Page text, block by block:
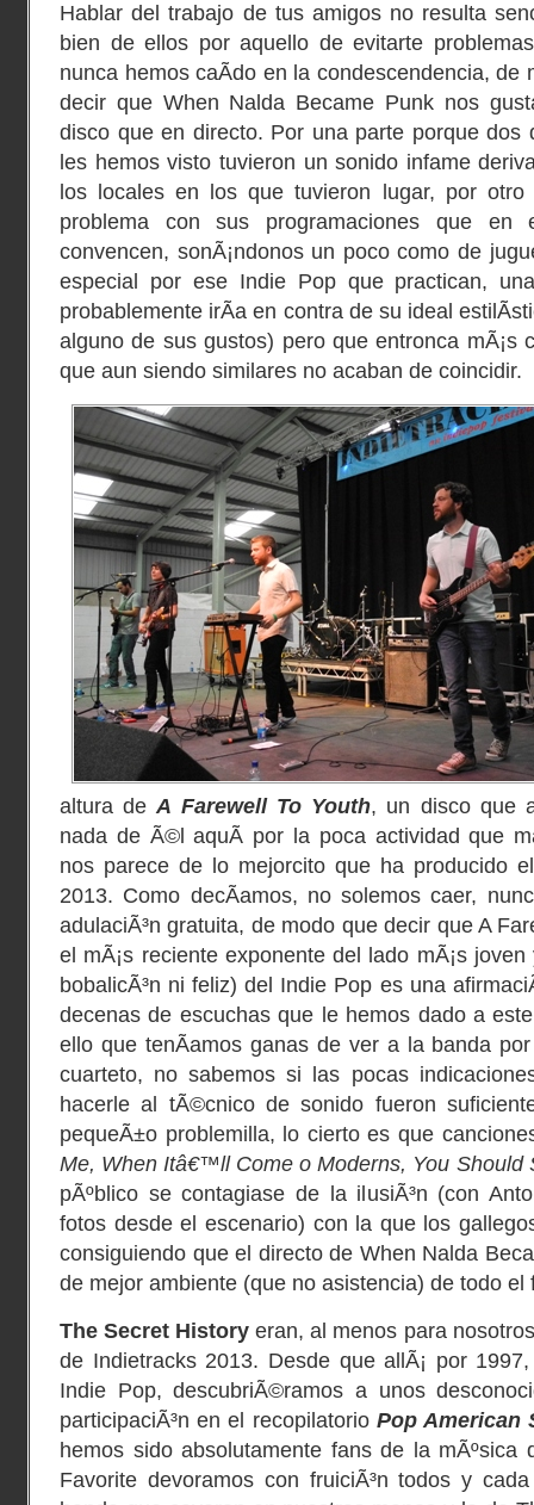
Hablar del trabajo de tus amigos no resulta
bien de ellos por aquello de evitarte
nunca hemos caÃ­do en la condescendencia, de
decir que When Nalda Became Punk nos
disco que en directo. Por una parte porque dos
les hemos visto tuvieron un sonido infame
los locales en los que tuvieron lugar, por
problema con sus programaciones que
convencen, sonÃ¡ndonos un poco como de
especial por ese Indie Pop que practican,
probablemente irÃ­a en contra de su ideal
alguno de sus gustos) pero que entronca mÃ¡s
que aun siendo similares no acaban de coincidir.
altura deA Farewell To Youth, un disco que
nada de Ã©l aquÃ­ por la poca actividad que
nos parece de lo mejorcito que ha producido
2013. Como decÃ­amos, no solemos caer,
adulaciÃ³n gratuita, de modo que decir que A
el mÃ¡s reciente exponente del lado mÃ¡s
bobalicÃ³n ni feliz) del Indie Pop es una
decenas de escuchas que le hemos dado a
ello que tenÃ­amos ganas de ver a la banda
cuarteto, no sabemos si las pocas
hacerle al tÃ©cnico de sonido fueron
pequeÃ±o problemilla, lo cierto es que
Me, When Itâ€™ll Come o Moderns, You Should
pÃºblico se contagiase de la ilusiÃ³n (con
fotos desde el escenario) con la que los
consiguiendo que el directo de When Nalda
de mejor ambiente (que no asistencia) de todo el
The Secret History eran, al menos para
de Indietracks 2013. Desde que allÃ¡ por
Indie Pop, descubriÃ©ramos a unos
participaciÃ³n en el recopilatorio Pop American
hemos sido absolutamente fans de la mÃºsica
Favorite devoramos con fruiciÃ³n todos y